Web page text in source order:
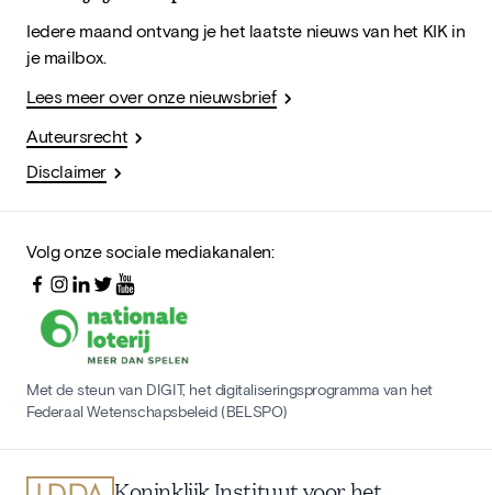
Iedere maand ontvang je het laatste nieuws van het KIK in
je mailbox.
Lees meer over onze nieuwsbrief
Auteursrecht
Disclaimer
Volg onze sociale mediakanalen:
Met de steun van DIGIT, het digitaliseringsprogramma van het
Federaal Wetenschapsbeleid (BELSPO)